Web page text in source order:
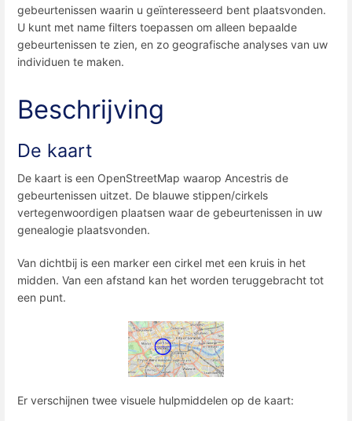
gebeurtenissen waarin u geïnteresseerd bent plaatsvonden.
U kunt met name filters toepassen om alleen bepaalde
gebeurtenissen te zien, en zo geografische analyses van uw
individuen te maken.
Beschrijving
De kaart
De kaart is een OpenStreetMap waarop Ancestris de
gebeurtenissen uitzet. De blauwe stippen/cirkels
vertegenwoordigen plaatsen waar de gebeurtenissen in uw
genealogie plaatsvonden.
Van dichtbij is een marker een cirkel met een kruis in het
midden. Van een afstand kan het worden teruggebracht tot
een punt.
Er verschijnen twee visuele hulpmiddelen op de kaart: